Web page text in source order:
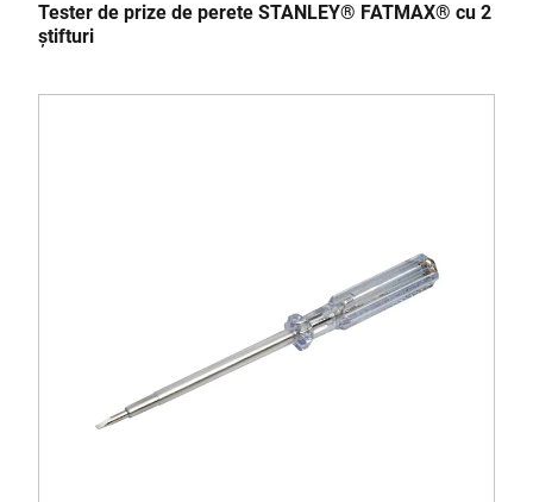
Tester de prize de perete STANLEY® FATMAX® cu 2
știfturi